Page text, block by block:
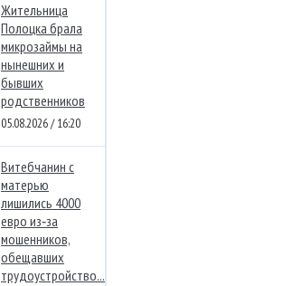
Жительница
Полоцка брала
микрозаймы на
нынешних и
бывших
родственников
05.08.2026 / 16:20
Витебчанин с
матерью
лишились 4000
евро из‑за
мошенников,
обещавших
трудоустройство...